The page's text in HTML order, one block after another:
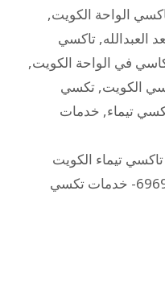
الواحة الكويت,
, تاكسي
في الواحة الكويت,
الكويت, تكسي
تيماء, خدمات
تيماء الكويت
تاكسي مدينة الكويت 69694241- خدمات تكسي